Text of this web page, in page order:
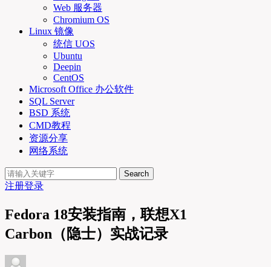
Web 服务器
Chromium OS
Linux 镜像
统信 UOS
Ubuntu
Deepin
CentOS
Microsoft Office 办公软件
SQL Server
BSD 系统
CMD教程
资源分享
网络系统
Search
注册登录
Fedora 18安装指南，联想X1
Carbon（隐士）实战记录